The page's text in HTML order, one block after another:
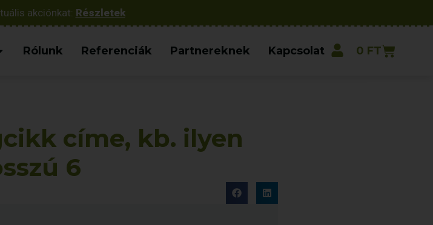
akciónkat: Részletek
Rólunk Referenciák Partnereknek Kapcsolat 0 FT
címe, kb. ilyen
6